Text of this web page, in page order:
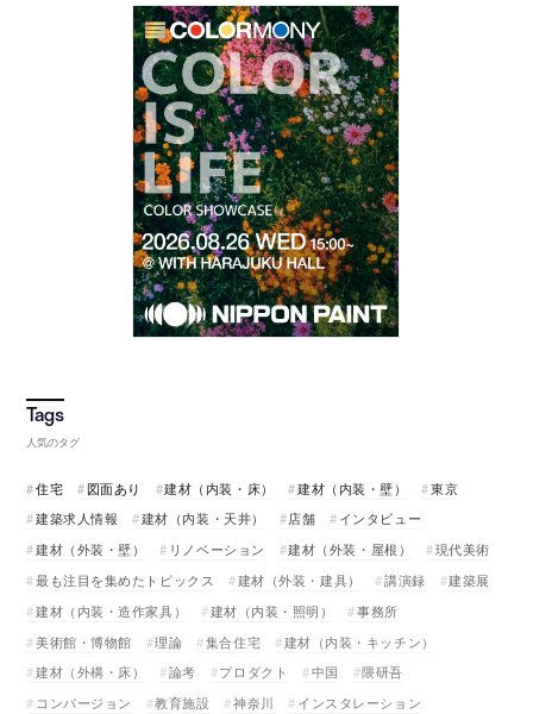
人気のタグ
住宅 図面あり 建材（内装・床） 建材（内装・壁）
東京
建築求人情報
建材（内装・天井） 店舗
インタビュー
建材（外装・壁）
リノベーション 建材（外装・屋根）
現代美術
最も注目を集めたトピックス
建材（外装・建具） 講演録
建築展
建材（内装・造作家具）
建材（内装・照明）
事務所
美術館・博物館
理論 集合住宅
建材（内装・キッチン）
建材（外構・床）
論考 プロダクト 中国
隈研吾
コンバージョン
教育施設 神奈川
インスタレーション